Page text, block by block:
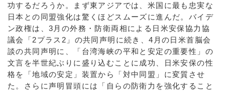
功するだろうか。まず東アジアでは、米国に最も忠実な
日本との同盟強化は驚くほどスムーズに進んだ。バイデ
ン政権は、3月の外務・防衛両相による日米安保協力協
議会「2プラス2」の共同声明に続き、4月の日米首脳会
談の共同声明に、「台湾海峡の平和と安定の重要性」の
文言を半世紀ぶりに盛り込むことに成功、日米安保の性
格を「地域の安定」装置から「対中同盟」に変質させ
た。さらに声明冒頭には「自らの防衛力を強化すること